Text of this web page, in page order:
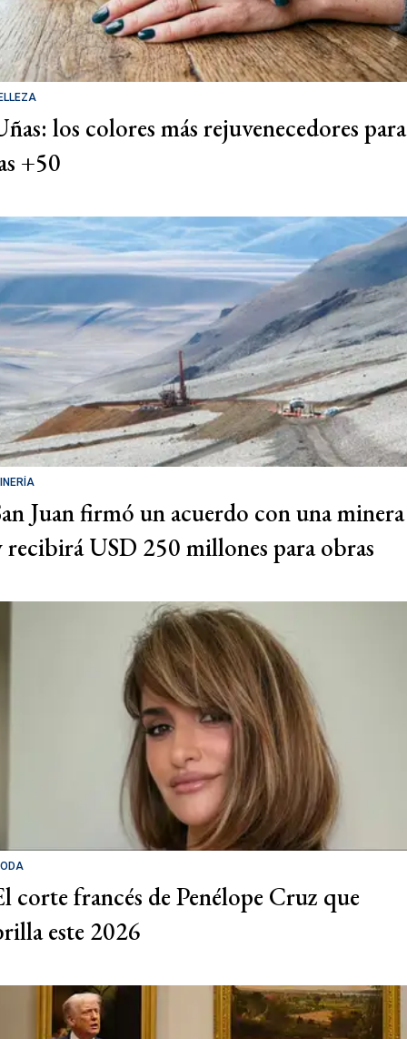
los colores más rejuvenecedores para
+50
Juan firmó un acuerdo con una minera
recibirá USD 250 millones para obras
corte francés de Penélope Cruz que
este 2026